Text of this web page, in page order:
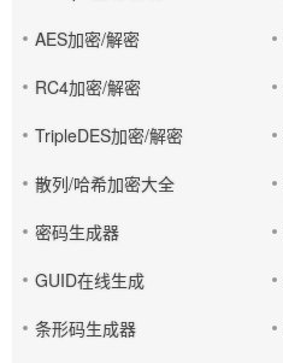
AES加密/解密
RC4加密/解密
TripleDES加密/解密
散列/哈希加密大全
密码生成器
GUID在线生成
条形码生成器